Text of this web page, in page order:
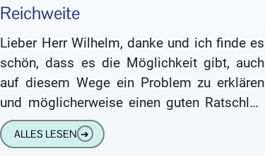
Reichweite
Lieber Herr Wilhelm, danke und ich finde es
schön, dass es die Möglichkeit gibt, auch
auf diesem Wege ein Problem zu erklären
und möglicherweise einen guten Ratschlag
oder auch Hilfe
ALLES LESEN ➔